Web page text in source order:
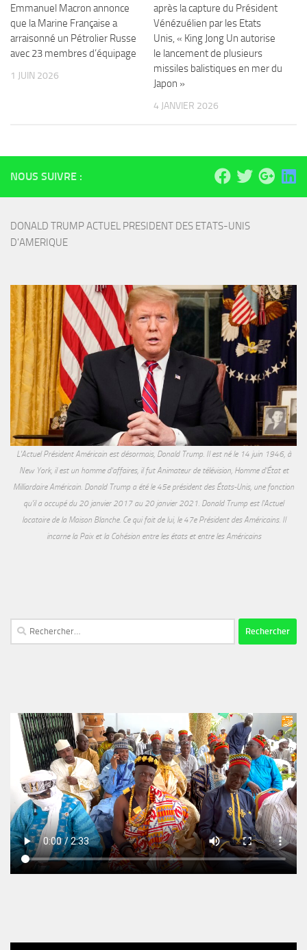
Emmanuel Macron annonce
que la Marine Française a
arraisonné un Pétrolier Russe
avec 23 membres d’équipage
1 JUIN 2026
après la capture du Président
Vénézuélien par les Etats
Unis, « King Jong Un autorise
le lancement de plusieurs
missiles balistiques en mer du
Japon »
4 JANVIER 2026
NOUS SUIVRE :
DONALD TRUMP ACTUEL PRESIDENT DES ETATS-UNIS
D'AMERIQUE
L'Actuel Président Américain est désormais, Donald Trump. Il est né le 14 juin 1946, à
New York, il est un homme d'affaires, il fut Animateur de télévision, Homme d'État et
Milliardaire Américain. Donald Trump a été le 45e président des États-Unis, une fonction
qu'il a occupé du 20 janvier 2017 au 20 janvier 2021. Donald Trump est l'Actuel
locataire de la Maison Blanche. Ce qui fait de lui, le 47e Président des Américains. Il
incarne la Paix et la Cohésion entre les états et entre les Américains
Rechercher :